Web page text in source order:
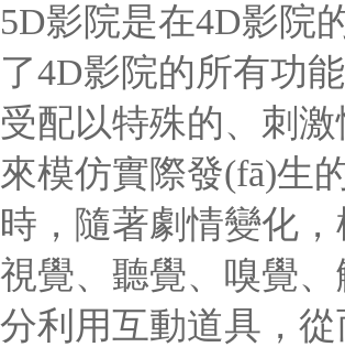
5D影院是在4D影院
了4D影院的所有功
受配以特殊的、刺
來模仿實際發(fā)生
時，隨著劇情變化
視覺、聽覺、嗅覺
分利用互動道具，